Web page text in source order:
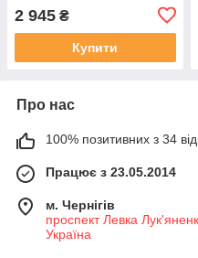
2 945 ₴
Купити
Про нас
100% позитивних з 34
Працює з 23.05.2014
м. Чернігів
проспект Левка
Україна